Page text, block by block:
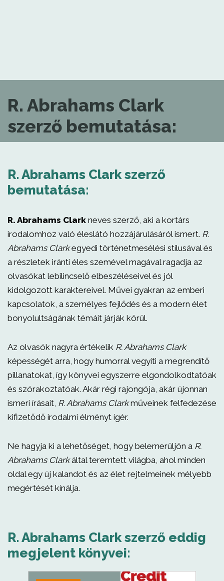
R. Abrahams Clark
szerző bemutatása:
R. Abrahams Clark szerző
bemutatása:
R. Abrahams Clark neves szerző, aki a kortárs
irodalomhoz való éleslátó hozzájárulásáról ismert. R.
Abrahams Clarkegyedi történetmesélési stílusával és
a részletek iránti éles szemével magával ragadja az
olvasókat lebilincselő elbeszéléseivel és jól
kidolgozott karaktereivel. Művei gyakran az emberi
kapcsolatok, a személyes fejlődés és a modern élet
bonyolultságának témáit járják körül.
Az olvasók nagyra értékelik R. Abrahams Clark
képességét arra, hogy humorral vegyíti a megrendítő
pillanatokat, így könyvei egyszerre elgondolkodtatóak
és szórakoztatóak. Akár régi rajongója, akár újonnan
ismeri írásait, R. Abrahams Clarkműveinek felfedezése
kifizetődő irodalmi élményt ígér.
Ne hagyja ki a lehetőséget, hogy belemerüljön a R.
Abrahams Clarkáltal teremtett világba, ahol minden
oldal egy új kalandot és az élet rejtelmeinek mélyebb
megértését kínálja.
R. Abrahams Clark szerző eddig
megjelent könyvei: